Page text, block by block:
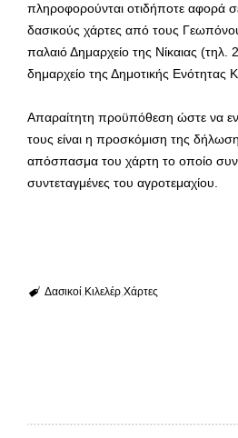
πληροφορούνται οτιδήποτε αφορά
δασικούς χάρτες από τους
παλαιό Δημαρχείο της Νίκαιας (τηλ.
δημαρχείο της Δημοτικής Ενότητας
Απαραίτητη προϋπόθεση ώστε να
τους είναι η προσκόμιση της
απόσπασμα του χάρτη το οποίο
συντεταγμένες του αγροτεμαχίου.
Δασικοί Κιλελέρ Χάρτες